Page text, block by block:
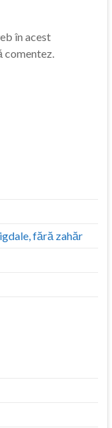
în acest
comentez.
fără zahăr